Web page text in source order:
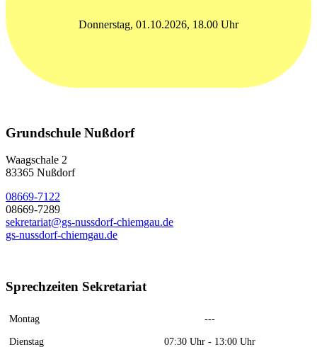
Donnerstag, 01.10.2026, 18.00 Uhr
Grundschule Nußdorf
Waagschale 2
83365 Nußdorf
08669-7122
08669-7289
sekretariat@gs-nussdorf-chiemgau.de
gs-nussdorf-chiemgau.de
Sprechzeiten Sekretariat
Montag
---
Dienstag
07:30 Uhr - 13:00 Uhr